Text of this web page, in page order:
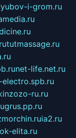
i-grom.ru
tutmassage.ru
net-life.net.ru
ru.ru
ia2.ru
elita.ru